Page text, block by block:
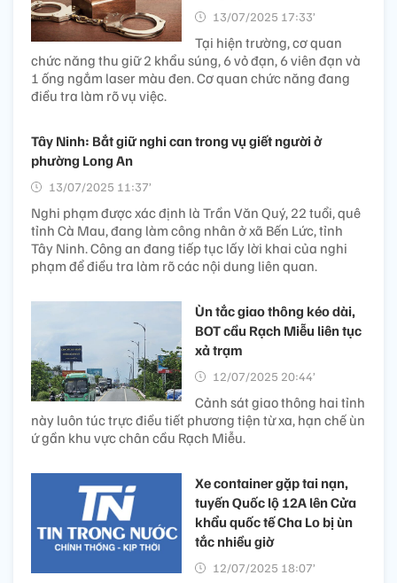
13/07/2025 17:33’
Tại hiện trường, cơ quan
chức năng thu giữ 2 khẩu súng, 6 vỏ đạn, 6 viên đạn và
1 ống ngắm laser màu đen. Cơ quan chức năng đang
điều tra làm rõ vụ việc.
Tây Ninh: Bắt giữ nghi can trong vụ giết người ở
phường Long An
13/07/2025 11:37’
Nghi phạm được xác định là Trần Văn Quý, 22 tuổi, quê
tỉnh Cà Mau, đang làm công nhân ở xã Bến Lức, tỉnh
Tây Ninh. Công an đang tiếp tục lấy lời khai của nghi
phạm để điều tra làm rõ các nội dung liên quan.
Ùn tắc giao thông kéo dài,
BOT cầu Rạch Miễu liên tục
xả trạm
12/07/2025 20:44’
Cảnh sát giao thông hai tỉnh
này luôn túc trực điều tiết phương tiện từ xa, hạn chế ùn
ứ gần khu vực chân cầu Rạch Miễu.
Xe container gặp tai nạn,
tuyến Quốc lộ 12A lên Cửa
khẩu quốc tế Cha Lo bị ùn
tắc nhiều giờ
12/07/2025 18:07’